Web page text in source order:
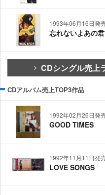
1993年06月16日発
忘れないよあの
CDシングル売上
CDアルバム売上TOP3作品
1992年02月26日発
GOOD TIMES
1992年11月11日発
LOVE SONGS